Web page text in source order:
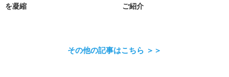
を凝縮
ご紹介
その他の記事はこちら ＞＞